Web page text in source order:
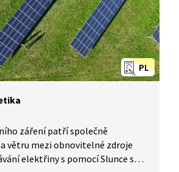
PL
záření patří společně
větru mezi obnovitelné zdroje
elektřiny s pomocí Slunce se